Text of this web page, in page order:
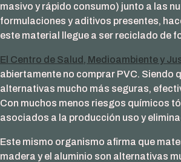
masivo y rápido consumo) junto a las
formulaciones y aditivos presentes,
este material llegue a ser reciclado de
El Centro de Salud, Medioambiente y
abiertamente no comprar PVC. Siendo
alternativas mucho más seguras,
Con muchos menos riesgos químicos
asociados a la producción uso y
Este mismo organismo afirma que
madera y el aluminio son alternativas